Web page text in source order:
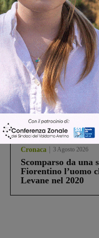
Più lette
Figline Incisa Valdarno
Piscina di Figline
Pnrr, il gruppo di
ringraziamento al
Cronaca 4 Agosto 2026
Un anno fa la
Gianni, Giulia e
processo, lo stop
Cronaca 3 Agosto 2026
Scomparso da
Fiorentino l’uomo
Levane nel 2020